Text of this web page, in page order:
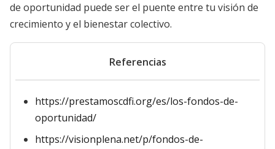
de oportunidad puede ser el puente entre tu visión de
crecimiento y el bienestar colectivo.
Referencias
https://prestamoscdfi.org/es/los-fondos-de-
oportunidad/
https://visionplena.net/p/fondos-de-